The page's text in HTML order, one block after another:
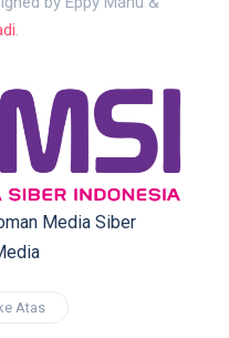
.
Media Siber
Atas